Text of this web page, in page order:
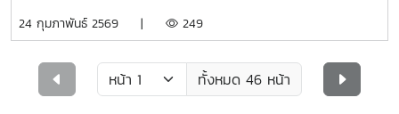
น. ณ โรงแรมแรมแบรนดท์ กรุงเทพฯ ตามกำหนดการที่แนบมา
24 กุมภาพันธ์ 2569 | 249
ทั้งหมด 46 หน้า